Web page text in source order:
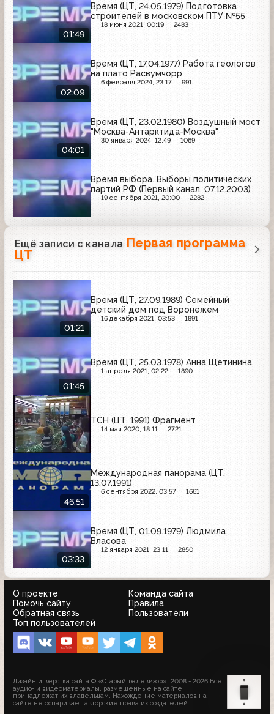
01:49
Время (ЦТ, 24.05.1979) Подготовка
строителей в московском ПТУ №55
18 июня 2021, 00:19 2483
02:09
Время (ЦТ, 17.04.1977) Работа геологов
на плато Расвумчорр
6 февраля 2024, 23:17 991
04:01
Время (ЦТ, 23.02.1980) Воздушный мост
"Москва-Антарктида-Москва"
30 января 2024, 12:49 1069
Время выбора. Выборы политических
партий РФ (Первый канал, 07.12.2003)
19 сентября 2021, 20:00 2282
Ещё записи с канала Первая программа
ЦТ
01:21
Время (ЦТ, 27.09.1989) Семейный
детский дом под Воронежем
16 декабря 2021, 03:53 1891
01:45
Время (ЦТ, 25.03.1978) Анна Щетинина
1 апреля 2021, 02:22 1890
ТСН (ЦТ, 1991) Фрагмент
14 мая 2020, 18:11 2721
46:51
Международная панорама (ЦТ,
13.07.1991)
6 сентября 2022, 03:57 1661
03:33
Время (ЦТ, 01.09.1979) Людмила
Власова
12 января 2021, 23:11 2850
О проекте
Команда сайта
Помочь сайту
Правила
Обратная связь
Пользователи
Топ пользователей
Дизайн и верстка сайта © «Старый телевизор»; 2008 - 2026 Все
аудио- и видеоматериалы, размещённые на сайте,
принадлежат их владельцам. Нахождение материалов на
сайте не оспаривает авторские права их создателей.